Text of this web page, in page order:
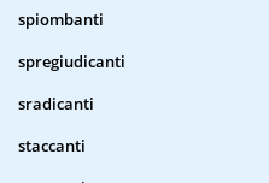
spiombanti
spregiudicanti
sradicanti
staccanti